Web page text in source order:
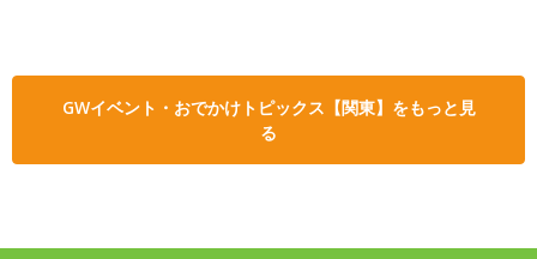
GWイベント・おでかけトピックス【関東】をもっと見
る